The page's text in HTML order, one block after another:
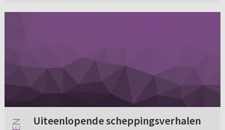
Uiteenlopende scheppingsverhalen